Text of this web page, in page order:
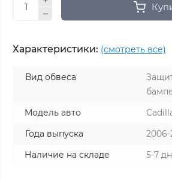
Характеристики: (смотреть все)
Вид обвеса
Модель авто
Года выпуска
2006-
Наличие на складе
5-7